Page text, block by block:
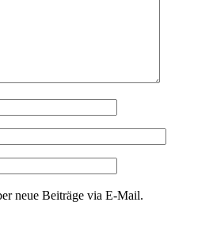
neue Beiträge via E-Mail.